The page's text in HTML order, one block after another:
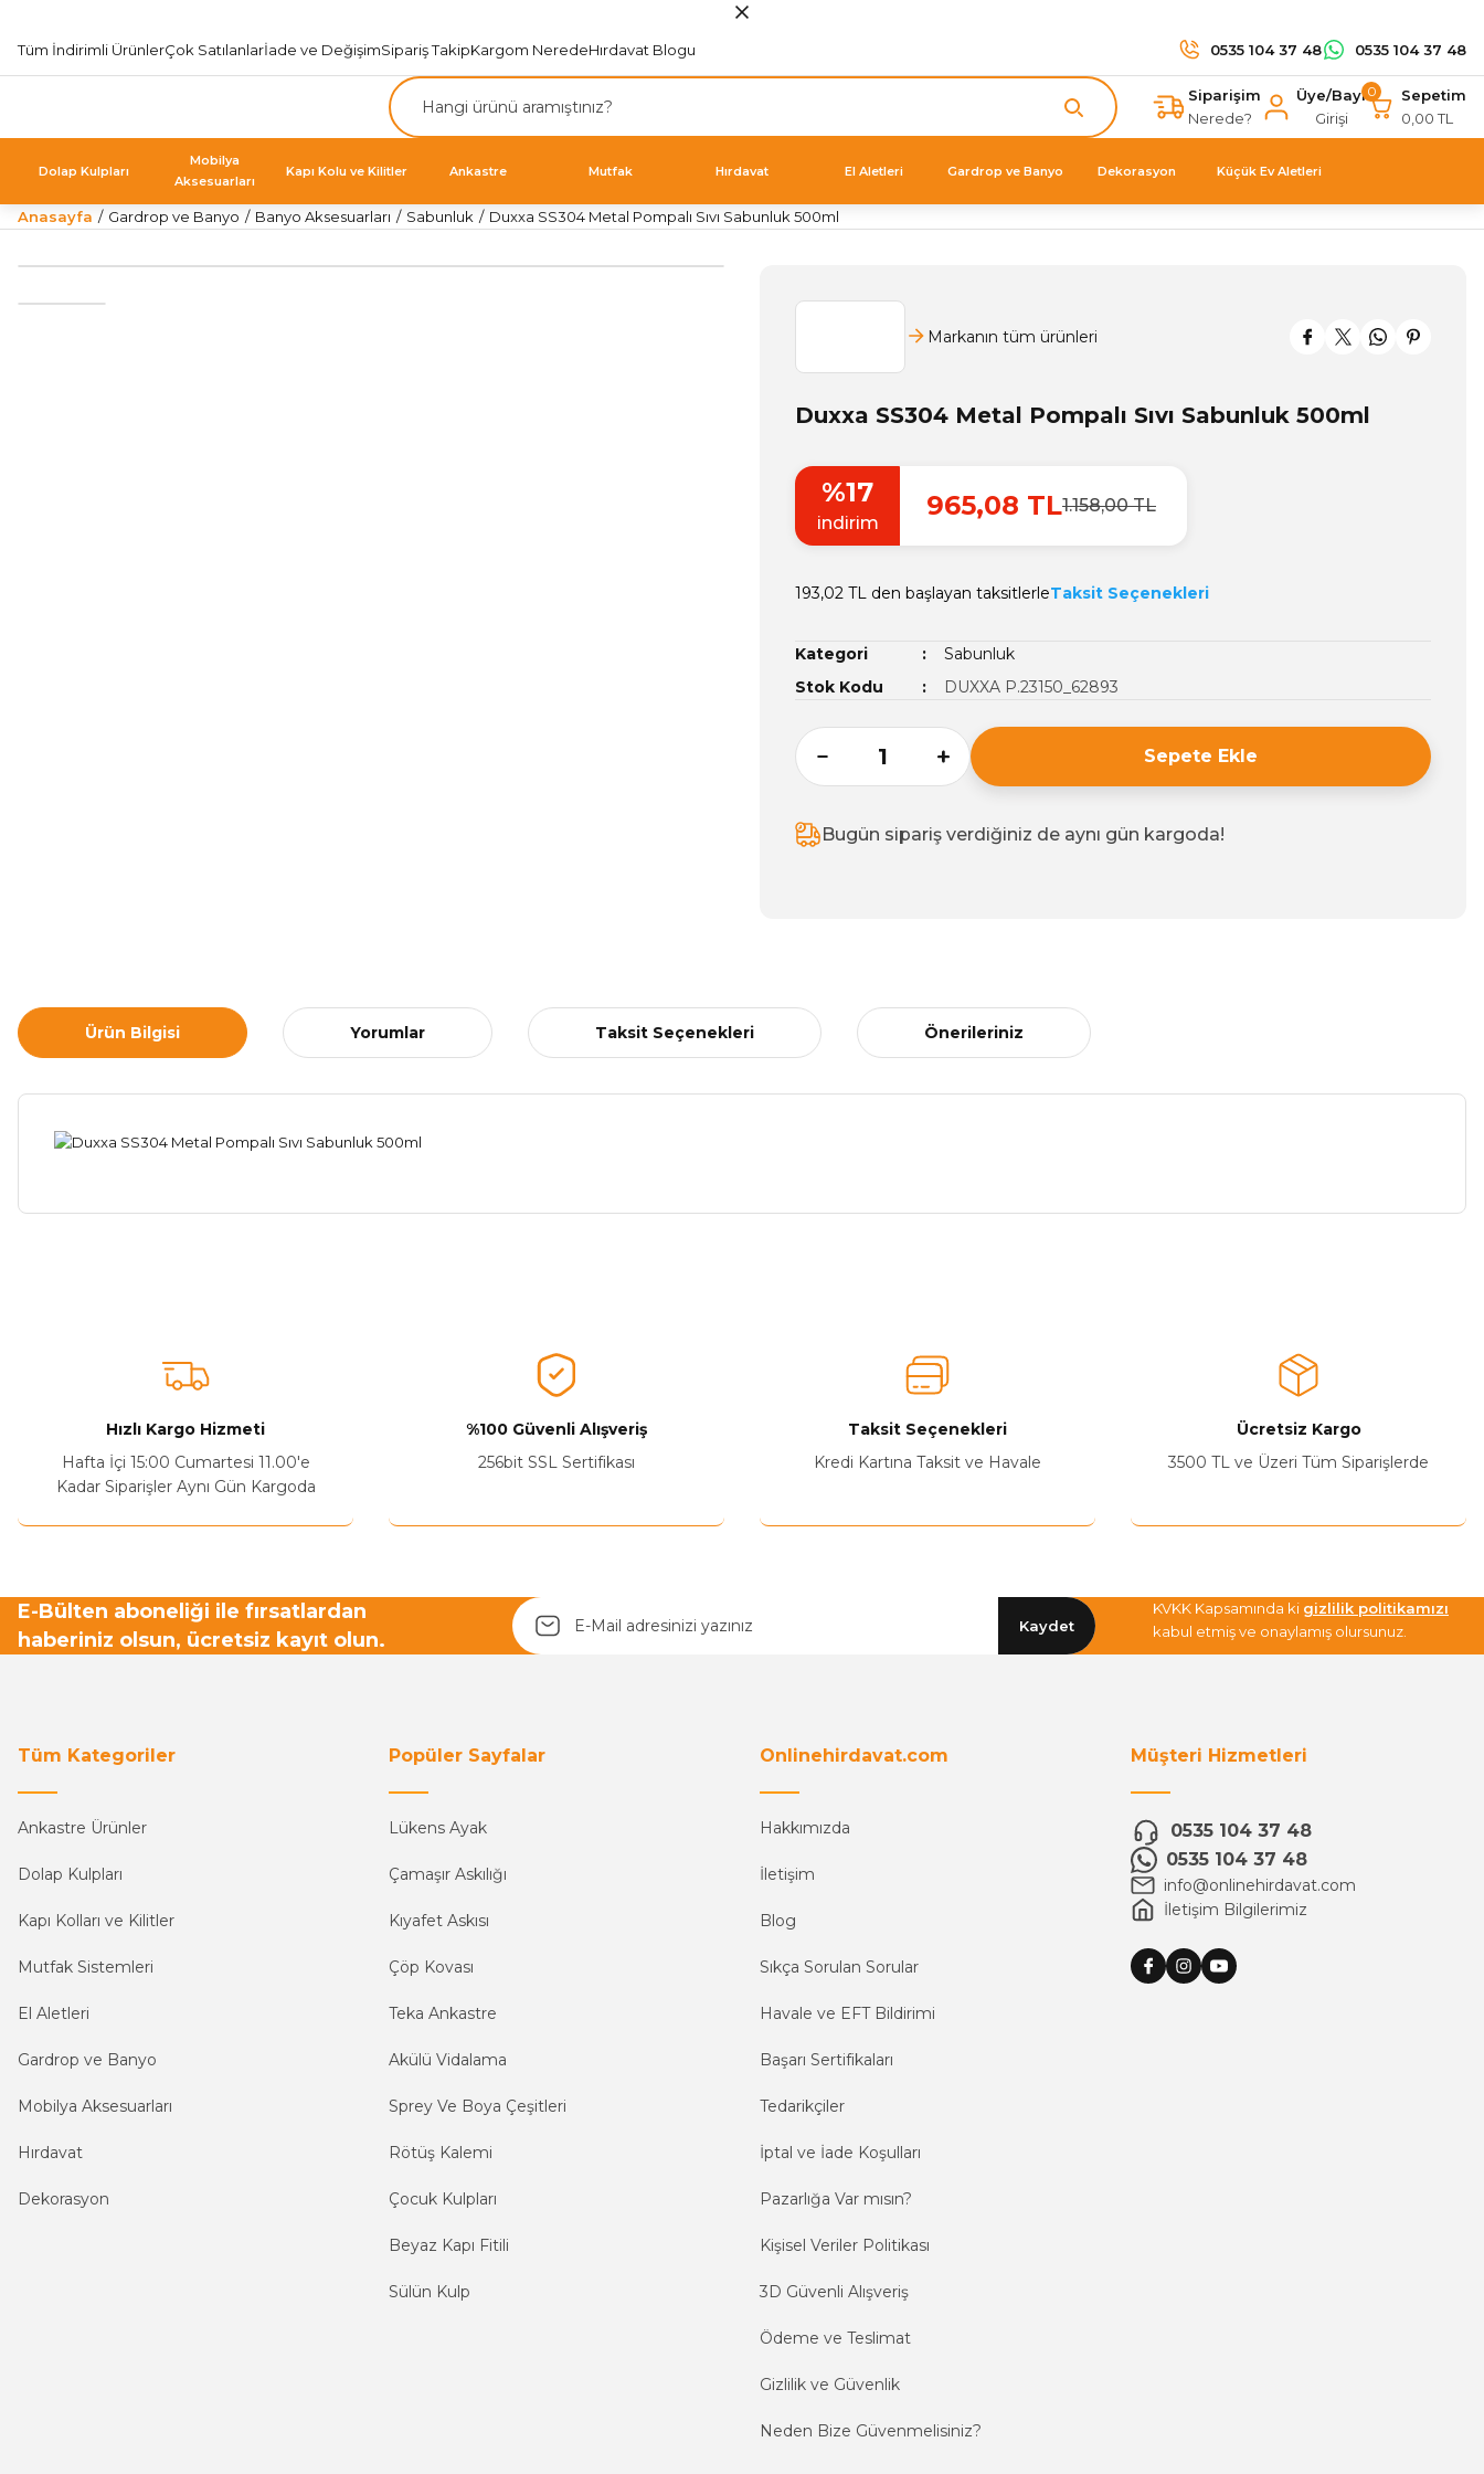
Tüm İndirimli ÜrünlerÇok Satılanlarİade ve DeğişimSipariş TakipKargom NeredeHırdavat Blogu 0535 104 37 48 0535 104 37 48
Siparişim
Nerede?
Üye/Bayi
Girişi
0
Sepetim
0,00 TL
Dolap Kulpları
Mobilya
Aksesuarları
Kapı Kolu ve Kilitler Ankastre Mutfak Hırdavat El Aletleri Gardrop ve Banyo Dekorasyon Küçük Ev Aletleri
Anasayfa Gardrop ve Banyo Banyo Aksesuarları Sabunluk Duxxa SS304 Metal Pompalı Sıvı Sabunluk 500ml
Markanın tüm ürünleri
Duxxa SS304 Metal Pompalı Sıvı Sabunluk 500ml
%17
indirim
965,08 TL1.158,00 TL
193,02 TL den başlayan taksitlerleTaksit Seçenekleri
Kategori
Sabunluk
Stok Kodu
DUXXA P.23150_62893
Sepete Ekle
Bugün sipariş verdiğiniz de aynı gün kargoda!
Ürün Bilgisi Yorumlar Taksit Seçenekleri Önerileriniz
Ürün açıklamasında eksik bilgiler bulunuyor.
Bu ürüne benzer farklı alternatifler olmalı.
Yetkiliye Gönder
Hızlı Kargo Hizmeti
Hafta İçi 15:00 Cumartesi 11.00'e
Kadar Siparişler Aynı Gün Kargoda
%100 Güvenli Alışveriş
256bit SSL Sertifikası
Taksit Seçenekleri
Kredi Kartına Taksit ve Havale
Ücretsiz Kargo
3500 TL ve Üzeri Tüm Siparişlerde
E-Bülten aboneliği ile fırsatlardan
haberiniz olsun, ücretsiz kayıt olun.
Kaydet
KVKK Kapsamında ki gizlilik politikamızı
kabul etmiş ve onaylamış olursunuz.
Tüm Kategoriler
Ankastre Ürünler
Dolap Kulpları
Kapı Kolları ve Kilitler
Mutfak Sistemleri
El Aletleri
Gardrop ve Banyo
Mobilya Aksesuarları
Hırdavat
Dekorasyon
Popüler Sayfalar
Lükens Ayak
Çamaşır Askılığı
Kıyafet Askısı
Çöp Kovası
Teka Ankastre
Akülü Vidalama
Sprey Ve Boya Çeşitleri
Rötüş Kalemi
Çocuk Kulpları
Beyaz Kapı Fitili
Sülün Kulp
Onlinehirdavat.com
Hakkımızda
İletişim
Blog
Sıkça Sorulan Sorular
Havale ve EFT Bildirimi
Başarı Sertifikaları
Tedarikçiler
İptal ve İade Koşulları
Pazarlığa Var mısın?
Kişisel Veriler Politikası
3D Güvenli Alışveriş
Ödeme ve Teslimat
Gizlilik ve Güvenlik
Neden Bize Güvenmelisiniz?
Müşteri Hizmetleri
0535 104 37 48
0535 104 37 48
info@onlinehirdavat.com
İletişim Bilgilerimiz